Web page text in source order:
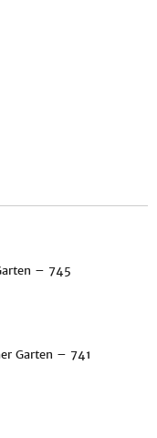
– 745
Garten – 741